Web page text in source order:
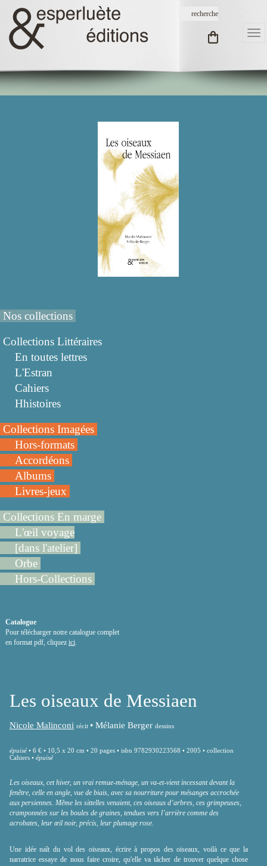
Nos collections
Collections Littéraires
En toutes lettres
L'Estran
Cahiers
Hhistoires
Collections Imagées
Hors-formats
Accordéons
Albums
Livres-jeux
Collections En marge
L'œil voyage
[dans l'atelier]
Orbe
Hors-Collections
Catalogue
Pour télécharger notre catalogue complet
en format pdf, cliquez ici
Les oiseaux de Messiaen
Nicole Malinconi récit • Mélanie Berger dessins
épuisé • 6 € • 10,5 x 20 cm • 20 pages • isbn 9782930223568 • 2005 • collection
Cahiers • épuisé
Les oiseaux, cet hiver, un vrai remue-ménage, un va-et-vient incessant devant la
fenêtre, celle en angle, vue de biais, avec sa nourriture pour mésanges accrochée
aux persiennes. Même les sittelles venaient, ces oiseaux d’arbres, ces grimpeuses,
cramponnées sur les boules de graines, tendues vers l’arrière comme des
acrobates, leur œil noir, précis, leur plumage rose.
Une idée naît du vol des oiseaux, écrire à propos des oiseaux, voilà ce que la
narratrice essaye de nous faire croire, qu'elle va tâcher de trouver quelque chose